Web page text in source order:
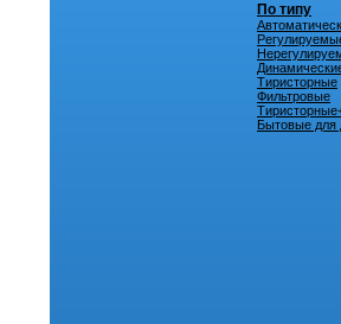
По типу
Тиристорные
Фильтровые
Бытовые для